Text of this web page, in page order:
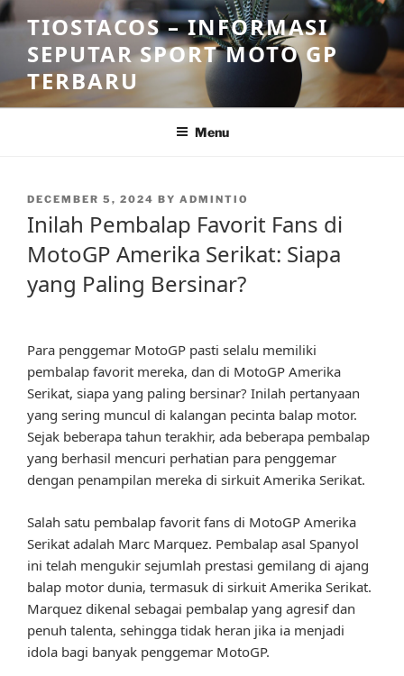
Skip
to
content
TIOSTACOS – INFORMASI
SEPUTAR SPORT MOTO GP
TERBARU
Menu
POSTED
DECEMBER 5, 2024 BY ADMINTIO
Inilah Pembalap Favorit Fans di
MotoGP Amerika Serikat: Siapa
yang Paling Bersinar?
Para penggemar MotoGP pasti selalu memiliki
pembalap favorit mereka, dan di MotoGP Amerika
Serikat, siapa yang paling bersinar? Inilah pertanyaan
yang sering muncul di kalangan pecinta balap motor.
Sejak beberapa tahun terakhir, ada beberapa pembalap
yang berhasil mencuri perhatian para penggemar
dengan penampilan mereka di sirkuit Amerika Serikat.
Salah satu pembalap favorit fans di MotoGP Amerika
Serikat adalah Marc Marquez. Pembalap asal Spanyol
ini telah mengukir sejumlah prestasi gemilang di ajang
balap motor dunia, termasuk di sirkuit Amerika Serikat.
Marquez dikenal sebagai pembalap yang agresif dan
penuh talenta, sehingga tidak heran jika ia menjadi
idola bagi banyak penggemar MotoGP.